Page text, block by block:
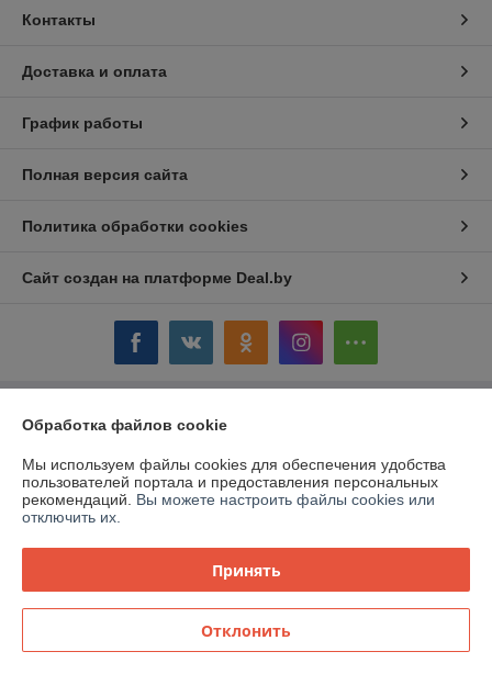
Контакты
Доставка и оплата
График работы
Полная версия сайта
Политика обработки cookies
Сайт создан на платформе Deal.by
Информация для покупателя
Юридическое лицо:ОАО «Дом торговли»
Витебская обл.,г. Полоцк, ул. Гоголя, 16
Регистрационный номер ЕГР: 300058954
УНП: 300058954
Регистрационный орган: Витебский облисполком
Дата регистрации компании: 12.03.1999
Местонахождение книги жалоб и предложений: ул. Гоголя, 16
Обработка файлов cookie
Мы используем файлы cookies для обеспечения удобства
пользователей портала и предоставления персональных
рекомендаций. Вы можете настроить файлы cookies или
отключить их.
Принять
Отклонить